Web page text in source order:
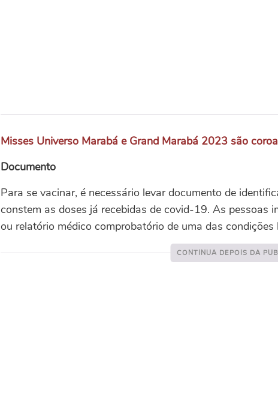
Misses Universo Marabá e Grand Marabá 2023 são
Documento
Para se vacinar, é necessário levar documento de
constem as doses já recebidas de covid-19. As pessoas
ou relatório médico comprobatório de uma das condições